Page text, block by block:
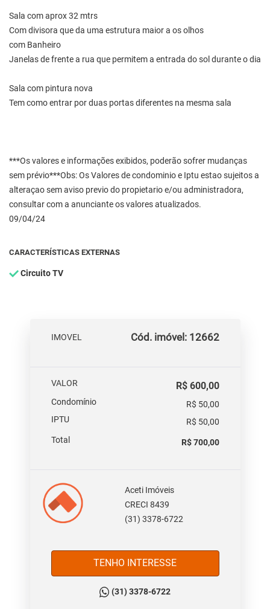
Sala com aprox 32 mtrs
Com divisora que da uma estrutura maior a os olhos
com Banheiro
Janelas de frente a rua que permitem a entrada do sol durante o dia
Sala com pintura nova
Tem como entrar por duas portas diferentes na mesma sala
***Os valores e informações exibidos, poderão sofrer mudanças
sem prévio***Obs: Os Valores de condominio e Iptu estao sujeitos a
alteraçao sem aviso previo do propietario e/ou administradora,
consultar com a anunciante os valores atualizados.
09/04/24
CARACTERÍSTICAS EXTERNAS
Circuito TV
IMOVEL Cód. imóvel: 12662
VALOR R$ 600,00
Condomínio
R$ 50,00
IPTU
R$ 50,00
Total
R$ 700,00
Aceti Imóveis
CRECI 8439
(31) 3378-6722
TENHO INTERESSE
(31) 3378-6722